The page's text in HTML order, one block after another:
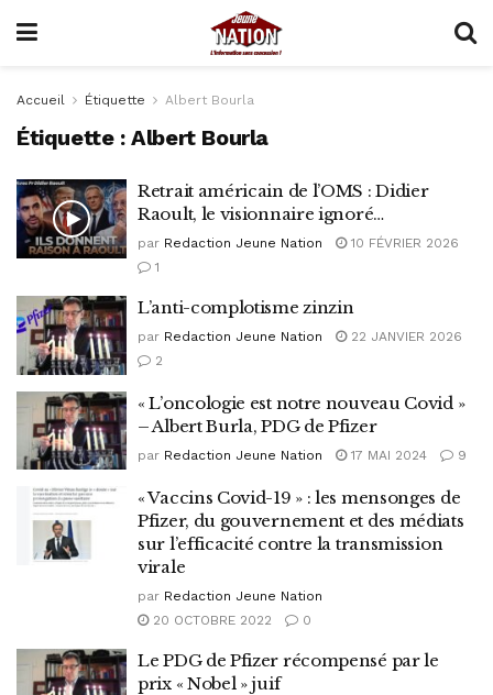
Accueil Étiquette Albert Bourla
Étiquette :Albert Bourla
Retrait américain de l’OMS : Didier
Raoult, le visionnaire ignoré…
par Redaction Jeune Nation
10 FÉVRIER 2026
1
L’anti-complotisme zinzin
par Redaction Jeune Nation
22 JANVIER 2026
2
« L’oncologie est notre nouveau Covid »
– Albert Burla, PDG de Pfizer
par Redaction Jeune Nation 17 MAI 2024 9
« Vaccins Covid-19 » : les mensonges de
Pfizer, du gouvernement et des médiats
sur l’efficacité contre la transmission
virale
par Redaction Jeune Nation
20 OCTOBRE 2022
0
Le PDG de Pfizer récompensé par le
prix « Nobel » juif